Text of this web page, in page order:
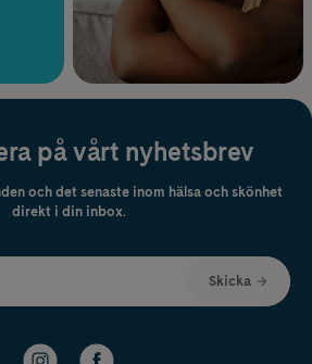
på vårt nyhetsbrev
och det senaste inom hälsa och skönhet
direkt i din inbox.
Skicka